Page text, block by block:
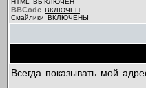
HTML ВЫКЛЮЧЕН
BBCode ВКЛЮЧЕН
Смайлики ВКЛЮЧЕНЫ
Всегда показывать мой